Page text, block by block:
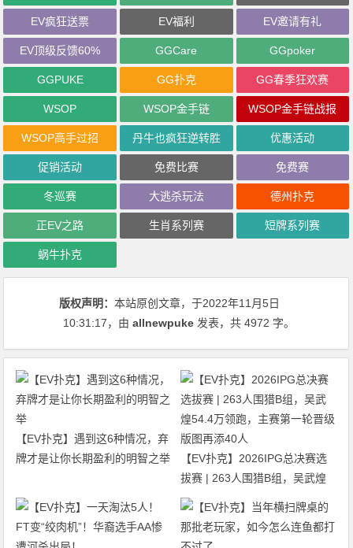
EV疯狂送票 EV福利 EV邀请有礼
EV顶级反馈60% GGCare GGpoker
GGPUKE GG扑克 GG春季狂欢赛
WSOP WSOP金手链 WSOP金手链战报
WSOP高手过招 丹牛也疯狂逆转胜 优惠活动
促销活动 免费比赛 免费赛
冬巡赛 大逃杀玩法 德州扑克
正EV之路 生肖系列赛 短牌系列赛
蜗牛扑克
版权声明：本站原创文章，于2022年11月5日
10:31:17，由allnewpuke 发表，共 4972 字。
【EV扑克】遇到这6种情况，弃
牌才是让你长期盈利的明智之举
【EV扑克】2026IPG总决赛选
拔赛 | 263人围猎B组，吴武煌
54.4万领跑，主赛第一轮晋级版